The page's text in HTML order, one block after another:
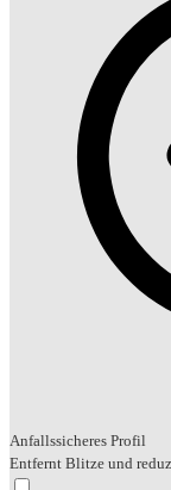
Anfallssicheres Profil
Entfernt Blitze und